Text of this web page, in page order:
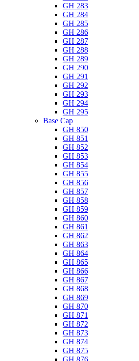
GH 283
GH 284
GH 285
GH 286
GH 287
GH 288
GH 289
GH 290
GH 291
GH 292
GH 293
GH 294
GH 295
Base Cap
GH 850
GH 851
GH 852
GH 853
GH 854
GH 855
GH 856
GH 857
GH 858
GH 859
GH 860
GH 861
GH 862
GH 863
GH 864
GH 865
GH 866
GH 867
GH 868
GH 869
GH 870
GH 871
GH 872
GH 873
GH 874
GH 875
GH 876